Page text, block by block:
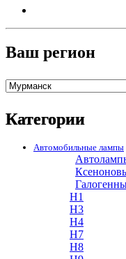
Ваш регион
Категории
Автомобильные лампы
H1
H3
H4
H7
H8